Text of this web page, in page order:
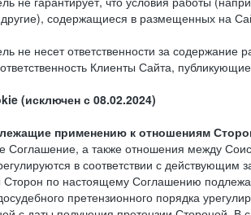
содержащиеся в размещенных на
не несет ответственности за
Клиенты Сайта,
(исключен с 08.02.2024)
применению к отношениям
Соглашение, а также отношения между
в соответствии с действующим
по настоящему Соглашению
претензионного порядка